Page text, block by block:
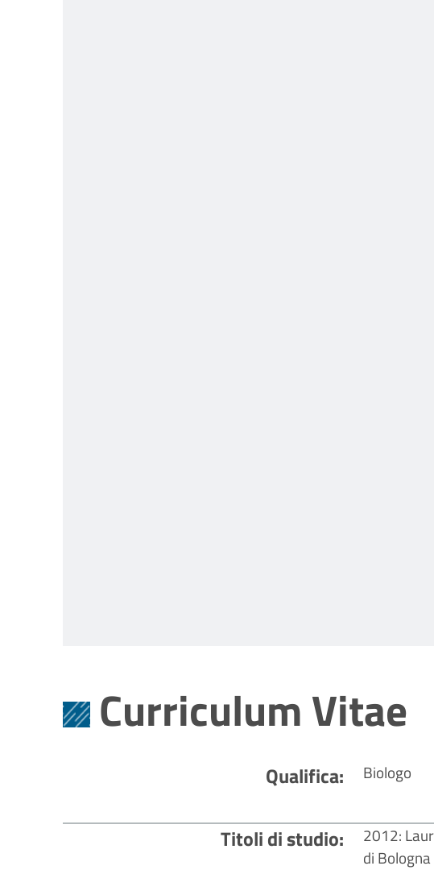
Curriculum Vitae
Qualifica Biologo
Titoli di studio
2012:
di